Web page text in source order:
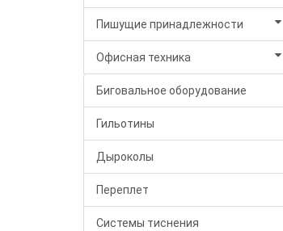
Пишущие принадлежности
Офисная техника
Биговальное оборудование
Гильотины
Дыроколы
Переплет
Системы тиснения